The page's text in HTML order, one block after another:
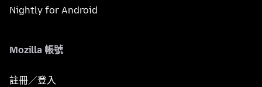
Nightly for Android
Mozilla 帳號
註冊／登入